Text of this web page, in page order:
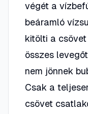
végét a
beáramló
kitölti a
összes
nem jönnek
Csak a
csövet